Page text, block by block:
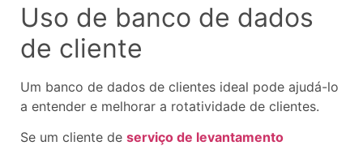
Uso de banco de dados
de cliente
Um banco de dados de clientes ideal pode ajudá-lo
a entender e melhorar a rotatividade de clientes.
Se um cliente de serviço de levantamento